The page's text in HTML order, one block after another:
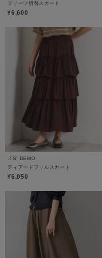
プリーツ切替スカート
¥6,600
ITS' DEMO
ティアードフリルスカート
¥6,050